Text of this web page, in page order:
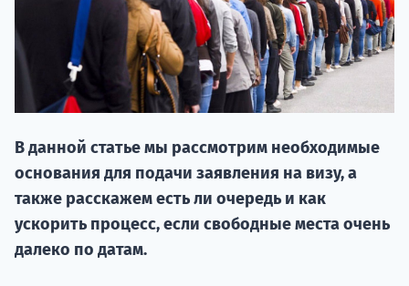
В данной статье мы рассмотрим необходимые
основания для подачи заявления на визу, а
также расскажем есть ли очередь и как
ускорить процесс, если свободные места очень
далеко по датам.
20.09
НАБОР